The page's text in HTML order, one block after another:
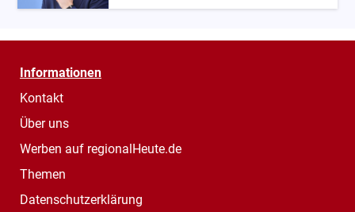
Informationen
Kontakt
Über uns
Werben auf regionalHeute.de
Themen
Datenschutzerklärung